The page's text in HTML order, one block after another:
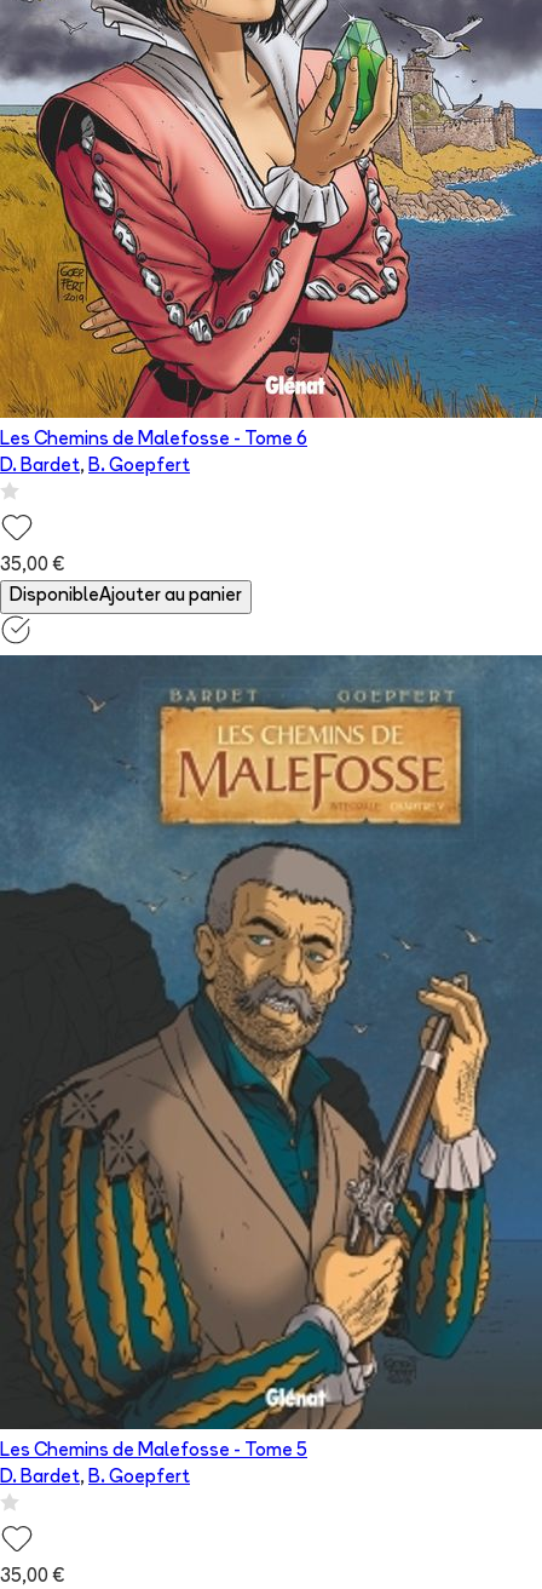
Les Chemins de Malefosse - Tome 6
D. Bardet, B. Goepfert
35,00 €
DisponibleAjouter au panier
Les Chemins de Malefosse - Tome 5
D. Bardet, B. Goepfert
35,00 €